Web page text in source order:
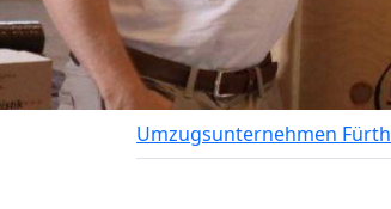
Umzugsunternehmen Fürth